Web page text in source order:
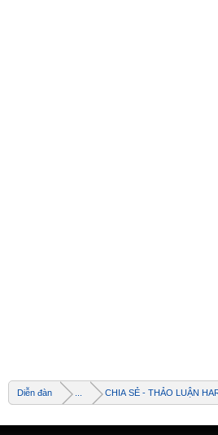
dịch vụ Việt Nam
+ Chúng tôi có tất cả các dịch
Diễn đàn CHIA SẺ - THẢO LUẬN